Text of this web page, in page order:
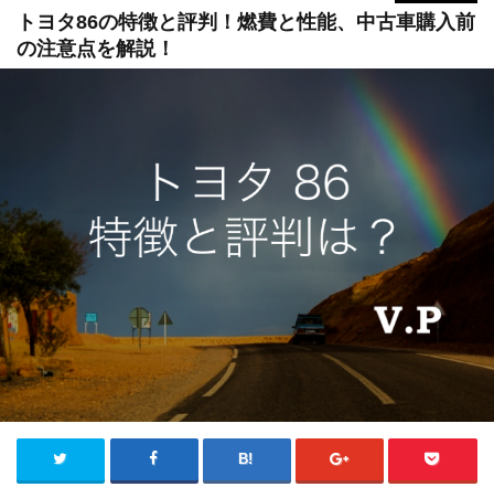
トヨタ86の特徴と評判！燃費と性能、中古車購入前
の注意点を解説！